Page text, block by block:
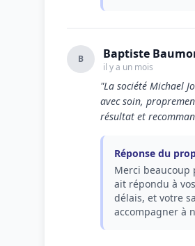
B Baptiste
il y a un mois
"La société Michael
avec soin,
résultat et
Réponse du
Merci beaucoup
ait répondu à
délais, et votre
accompagner à